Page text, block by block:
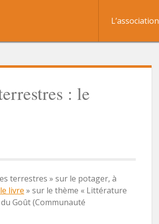
L’association
: le
terrestres » sur le potager, à
livre » sur le thème « Littérature
Goût (Communauté